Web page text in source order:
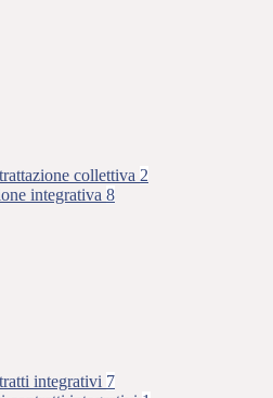
collettiva 2
integrativa 8
integrativi 7